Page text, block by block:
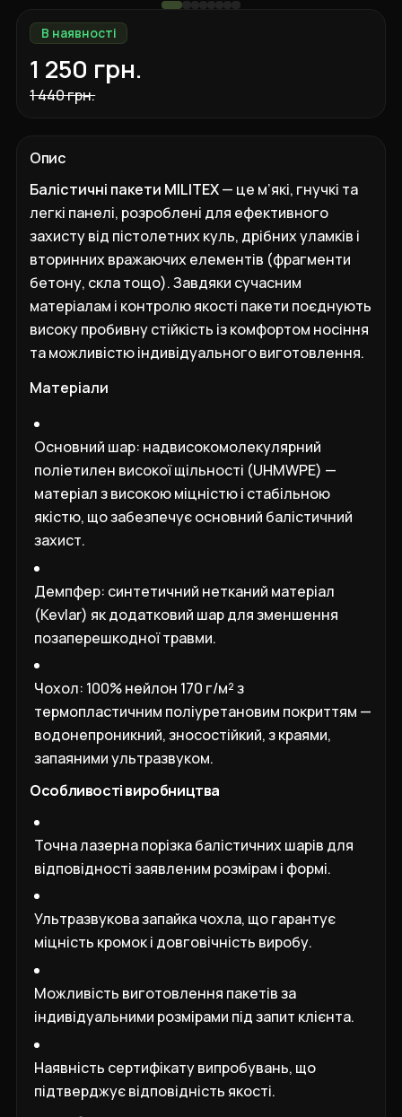
В наявності
1 250 грн.
1 440 грн.
Опис
Балістичні пакети MILITEX— це м’які, гнучкі та
легкі панелі, розроблені для ефективного
захисту від пістолетних куль, дрібних уламків і
вторинних вражаючих елементів (фрагменти
бетону, скла тощо). Завдяки сучасним
матеріалам і контролю якості пакети поєднують
високу пробивну стійкість із комфортом носіння
та можливістю індивідуального виготовлення.
Матеріали
Основний шар: надвисокомолекулярний
поліетилен високої щільності (UHMWPE) —
матеріал з високою міцністю і стабільною
якістю, що забезпечує основний балістичний
захист.
Демпфер: синтетичний нетканий матеріал
(Kevlar) як додатковий шар для зменшення
позаперешкодної травми.
Чохол: 100% нейлон 170 г/м² з
термопластичним поліуретановим покриттям —
водонепроникний, зносостійкий, з краями,
запаяними ультразвуком.
Особливості виробництва
Точна лазерна порізка балістичних шарів для
відповідності заявленим розмірам і формі.
Ультразвукова запайка чохла, що гарантує
міцність кромок і довговічність виробу.
Можливість виготовлення пакетів за
індивідуальними розмірами під запит клієнта.
Наявність сертифікату випробувань, що
підтверджує відповідність якості.